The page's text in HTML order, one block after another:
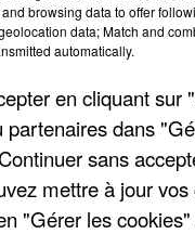
ans de prison
David Felix, 28
appel
déjà
browsing data to offer
data; Match and
automatically.
en cliquant
partenaires dans
sans
mettre à jour
"Gérer les